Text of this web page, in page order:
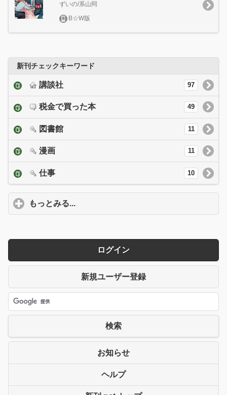
ずいの/系山冏
B☆W版
新刊チェックキーワード
講談社 97
税金で買った本 49
図書館 11
漫画 11
仕事 10
もっとみる...
ログイン
新規ユーザー登録
検索
お知らせ
ヘルプ